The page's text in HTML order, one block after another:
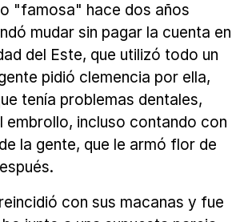
"famosa" hace dos años
mudar sin pagar la cuenta en
del Este, que utilizó todo un
pidió clemencia por ella,
tenía problemas dentales,
embrollo, incluso contando con
la gente, que le armó flor de
con sus macanas y fue